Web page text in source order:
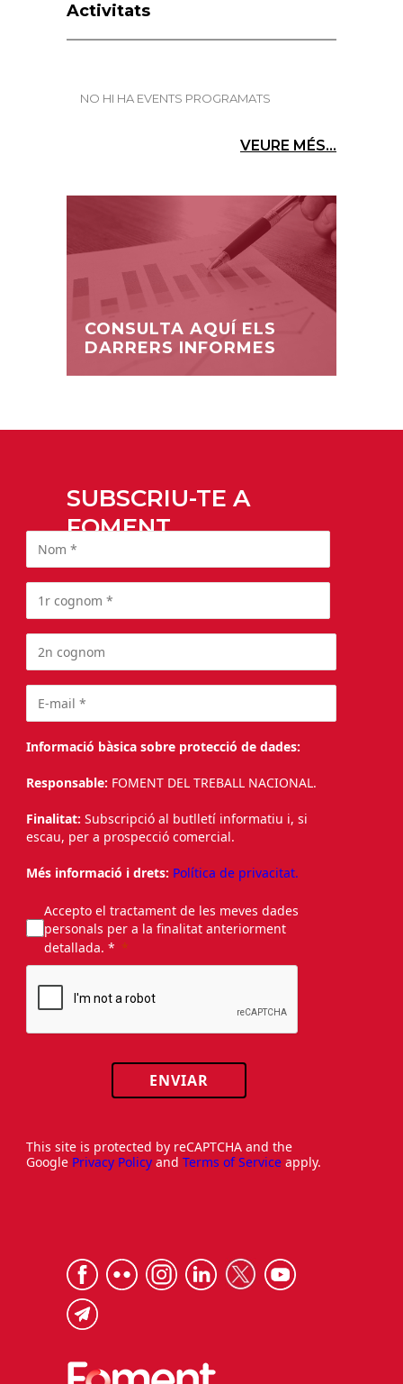
Activitats
NO HI HA EVENTS PROGRAMATS
VEURE MÉS...
CONSULTA AQUÍ ELS
DARRERS INFORMES
SUBSCRIU-TE A
FOMENT
Informació bàsica sobre protecció de dades:
Responsable: FOMENT DEL TREBALL NACIONAL.
Finalitat: Subscripció al butlletí informatiu i, si
escau, per a prospecció comercial.
Més informació i drets: Política de privacitat.
Accepto el tractament de les meves dades
personals per a la finalitat anteriorment
detallada. *
ENVIAR
This site is protected by reCAPTCHA and the
Google Privacy Policy and Terms of Service apply.